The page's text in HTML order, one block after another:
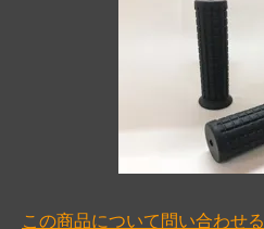
この商品について問い合わせる